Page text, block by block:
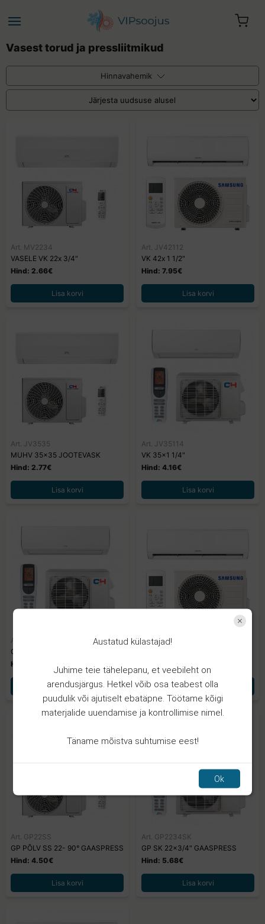
Teie ostukorv on tühi.
Vasest torud ja pressliitmikud
Hinnavahemik
€ - €
Art. MV2234
VASELE VK 22x 3/4"
Hind: 2.66€
Lisa korvi
Art. JV42112
VK 42x 1 1/2"
Hind: 7.95€
Lisa korvi
Art. JV3535
MUHV 35x35 JOOTEVASK
Hind: 2.77€
Lisa korvi
Art. JV35114
VK 35x1 1/4"
Hind: 4.16€
Lisa korvi
Art. GP28SS
GP PÕLV SS 28- 90° GAASPRESS
Hind: 7.71€
Lisa korvi
Art. GP281VK
Lisa korvi
Art. GP22SS
GP PÕLV SS 22- 90° GAASPRESS
Hind: 4.50€
Lisa korvi
Art. GP2234SK
GP SK 22x3/4" GAASPRESS
Hind: 5.68€
Lisa korvi
Austatud külastajad!
Juhime teie tähelepanu, et veebileht on
arendusjärgus. Hetkel võib osa teabest olla
puudulik või ajutiselt ebatäpne. Töötame kõigi
materjalide uuendamise ja kontrollimise nimel.
Täname mõistva suhtumise eest!
Ok